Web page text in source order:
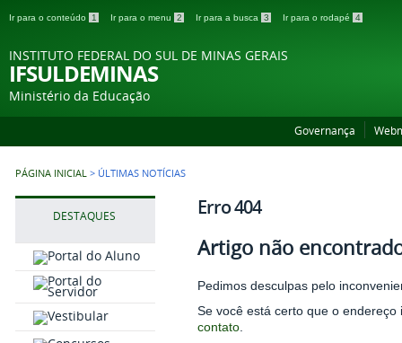
Ir para o conteúdo 1 Ir para o menu 2 Ir para a busca 3 Ir para o rodapé 4
INSTITUTO FEDERAL DO SUL DE MINAS GERAIS
IFSULDEMINAS
Ministério da Educação
Governança
PÁGINA INICIAL > ÚLTIMAS NOTÍCIAS
DESTAQUES Erro 404
Artigo não
Pedimos desculpas pelo
Se você está certo que o
contato